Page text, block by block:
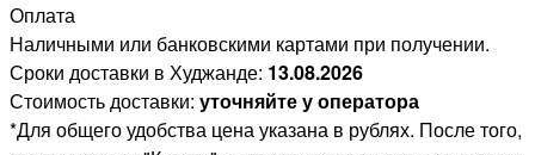
Оплата
Наличными или банковскими картами при получении.
Сроки доставки в Худжанде: 13.08.2026
Стоимость доставки: уточняйте у оператора
*Для общего удобства цена указана в рублях. После того,